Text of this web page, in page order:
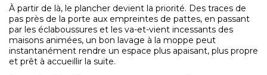
À partir de là, le plancher devient la priorité. Des traces de
pas près de la porte aux empreintes de pattes, en passant
par les éclaboussures et les va-et-vient incessants des
maisons animées, un bon lavage à la moppe peut
instantanément rendre un espace plus apaisant, plus propre
et prêt à accueillir la suite.